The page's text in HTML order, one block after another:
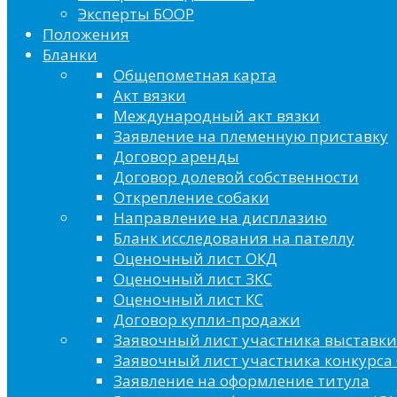
Эксперты БООР
Положения
Бланки
Общепометная карта
Акт вязки
Международный акт вязки
Заявление на племенную приставку
Договор аренды
Договор долевой собственности
Открепление собаки
Направление на дисплазию
Бланк исследования на пателлу
Оценочный лист ОКД
Оценочный лист ЗКС
Оценочный лист КС
Договор купли-продажи
Заявочный лист участника выставки
Заявочный лист участника конкурса
Заявление на оформление титула